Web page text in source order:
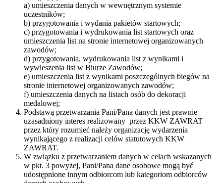
a) umieszczenia danych w wewnętrznym systemie
uczestników;
b) przygotowania i wydania pakietów startowych;
c) przygotowania i wydrukowania list startowych oraz
umieszczenia list na stronie internetowej organizowanych
zawodów;
d) przygotowania, wydrukowania list z wynikami i
wywieszenia list w Biurze Zawodów;
e) umieszczenia list z wynikami poszczególnych biegów na
stronie internetowej organizowanych zawodów;
f) umieszczenia danych na listach osób do dekoracji
medalowej;
Podstawą przetwarzania Pani/Pana danych jest prawnie
uzasadniony interes realizowany przez KKW ZAWRAT
przez który rozumieć należy organizację wydarzenia
wynikającego z realizacji celów statutowych KKW
ZAWRAT.
W związku z przetwarzaniem danych w celach wskazanych
w pkt. 3 powyżej, Pani/Pana dane osobowe mogą być
udostępnione innym odbiorcom lub kategoriom odbiorców